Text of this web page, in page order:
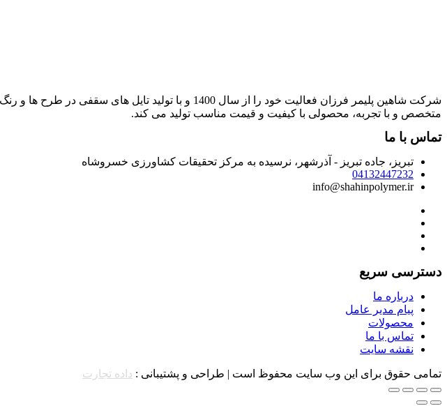
شرکت شاهین پلیمر فرزان فعالیت خود را از سال 1400 و
متخصص و با تجربه، محصولی با کیفیت و قیمت مناسب تولید می کند.
تماس با ما
تبریز، جاده تبریز - آذرشهر، نرسیده به مرکز تحقیقات کشاورزی خسروشاه
04132447232
info@shahinpolymer.ir
دسترسی سریع
درباره ما
پیام مدیر عامل
محصولات
تماس با ما
نقشه سایت
تمامی حقوق برای این وب سایت محفوظ است | طراحی و پشتیبانی : داده تجارت